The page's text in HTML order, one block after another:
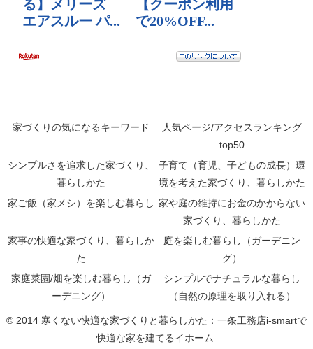
家づくりの気になるキーワード
人気ページ/アクセスランキング
top50
シンプルさを追求した家づくり、
暮らしかた
子育て（育児、子どもの成長）環
境を考えた家づくり、暮らしかた
家ご飯（家メシ）を楽しむ暮らし 家や庭の維持にお金のかからない
家づくり、暮らしかた
家事の快適な家づくり、暮らしか
た
庭を楽しむ暮らし（ガーデニン
グ）
家庭菜園/畑を楽しむ暮らし（ガ
ーデニング）
シンプルでナチュラルな暮らし
（自然の原理を取り入れる）
© 2014 寒くない快適な家づくりと暮らしかた：一条工務店i-smartで
快適な家を建てるイホーム.